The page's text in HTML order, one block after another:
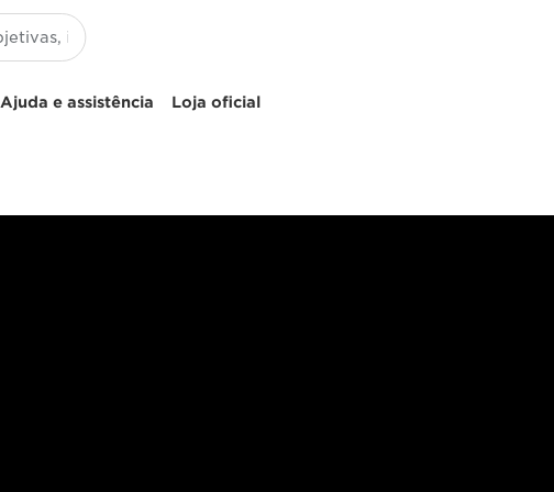
Ajuda e assistência Loja oficial